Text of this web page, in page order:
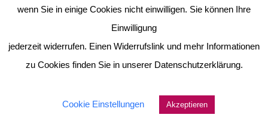
wenn Sie in einige Cookies nicht einwilligen. Sie können Ihre
Einwilligung
jederzeit widerrufen. Einen Widerrufslink und mehr Informationen
zu Cookies finden Sie in unserer Datenschutzerklärung.
Cookie Einstellungen Akzeptieren